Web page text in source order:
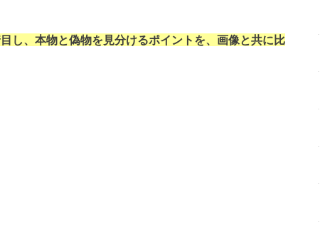
し、本物と偽物を見分けるポイントを、画像と共に比